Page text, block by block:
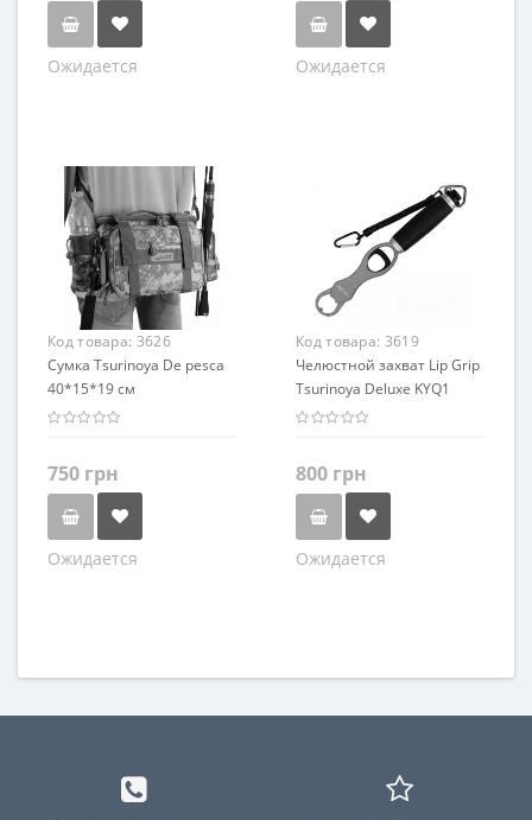
Ожидается Ожидается
Код товара: 3626
Сумка Tsurinoya De pesca
40*15*19 см
750 грн
Ожидается
Код товара: 3619
Челюстной захват Lip Grip
Tsurinoya Deluxe KYQ1
800 грн
Ожидается